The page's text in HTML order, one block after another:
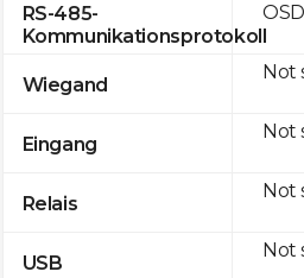
RS-485-
Kommunikationsprotokoll
Wiegand
Eingang
Relais
USB
Not
Not
Not
Not